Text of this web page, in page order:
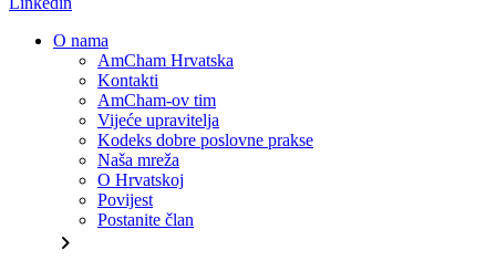
O nama
AmCham Hrvatska
Kontakti
AmCham-ov tim
Vijeće upravitelja
Kodeks dobre poslovne prakse
Naša mreža
O Hrvatskoj
Povijest
Postanite član
chevron_right